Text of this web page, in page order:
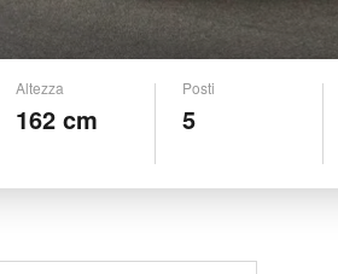
Altezza
162 cm
Posti
5